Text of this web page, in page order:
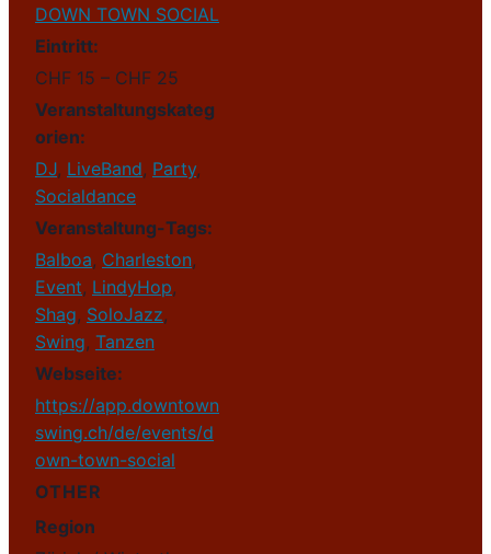
DOWN TOWN SOCIAL
Eintritt:
CHF 15 – CHF 25
Veranstaltungskateg
orien:
DJ, LiveBand, Party,
Socialdance
Veranstaltung-Tags:
Balboa, Charleston,
Event, LindyHop,
Shag, SoloJazz,
Swing, Tanzen
Webseite:
https://app.downtown
swing.ch/de/events/d
own-town-social
OTHER
Region